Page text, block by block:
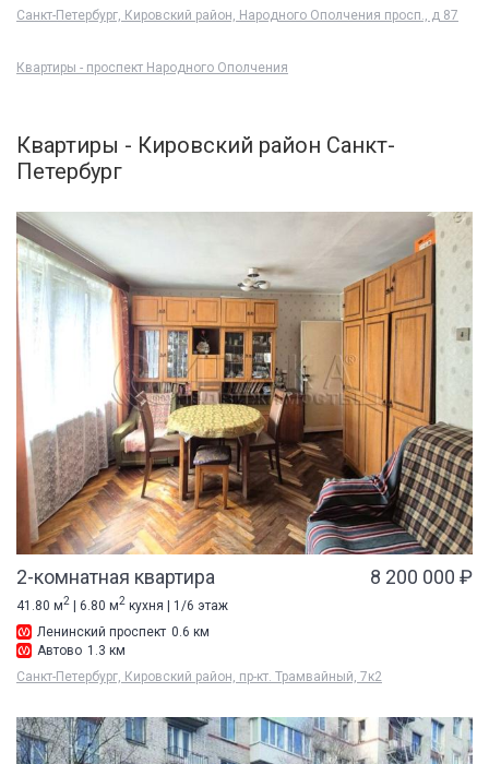
Санкт-Петербург, Кировский район, Народного Ополчения просп., д 87
Квартиры - проспект Народного Ополчения
Квартиры - Кировский район Санкт-
Петербург
2-комнатная квартира 8 200 000 ₽
41.80 м2 | 6.80 м2 кухня | 1/6 этаж
Ленинский проспект 0.6 км
Автово 1.3 км
Санкт-Петербург, Кировский район, пр-кт. Трамвайный, 7к2